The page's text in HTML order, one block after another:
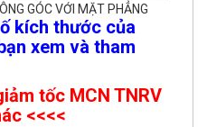
GÓC VỚI MẶT PHẲNG
kích thước của
xem và tham
tốc MCN TNRV
<<<<